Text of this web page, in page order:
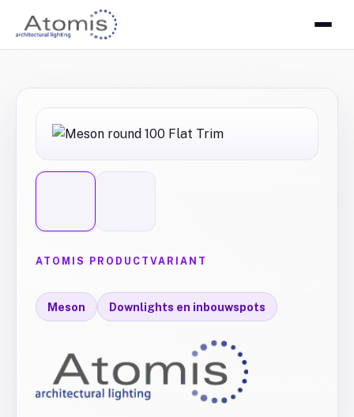
ATOMIS PRODUCTVARIANT
Meson Downlights en inbouwspots